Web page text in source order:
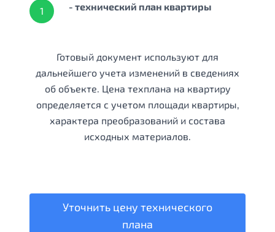
1 - технический план квартиры
Готовый документ используют для
дальнейшего учета изменений в сведениях
об объекте. Цена техплана на квартиру
определяется с учетом площади квартиры,
характера преобразований и состава
исходных материалов.
Уточнить цену технического
плана